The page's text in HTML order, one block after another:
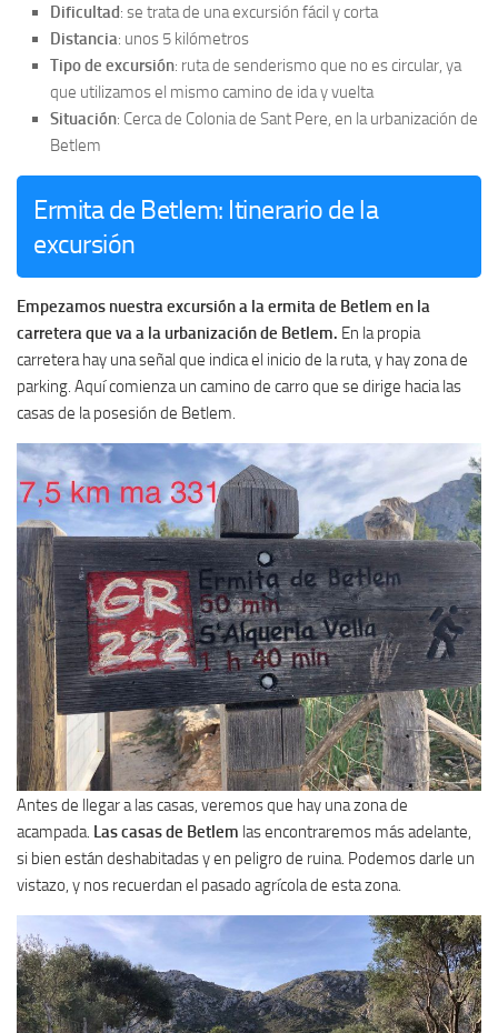
Dificultad: se trata de una excursión fácil y corta
Distancia: unos 5 kilómetros
Tipo de excursión: ruta de senderismo que no es circular, ya
que utilizamos el mismo camino de ida y vuelta
Situación: Cerca de Colonia de Sant Pere, en la urbanización de
Betlem
Ermita de Betlem: Itinerario de la
excursión
Empezamos nuestra excursión a la ermita de Betlem en la
carretera que va a la urbanización de Betlem. En la propia
carretera hay una señal que indica el inicio de la ruta, y hay zona de
parking. Aquí comienza un camino de carro que se dirige hacia las
casas de la posesión de Betlem.
Antes de llegar a las casas, veremos que hay una zona de
acampada. Las casas de Betlem las encontraremos más adelante,
si bien están deshabitadas y en peligro de ruina. Podemos darle un
vistazo, y nos recuerdan el pasado agrícola de esta zona.